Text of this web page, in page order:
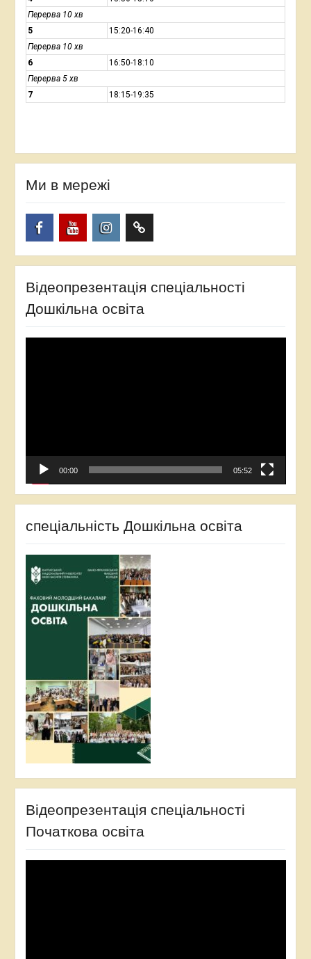
Перерва 10 хв
5
15:20-16:40
Перерва 10 хв
6
16:50-18:10
Перерва 5 хв
7
18:15-19:35
Ми в мережі
Відеопрезентація спеціальності
Дошкільна освіта
00:00 05:52
спеціальність Дошкільна освіта
Відеопрезентація спеціальності
Початкова освіта